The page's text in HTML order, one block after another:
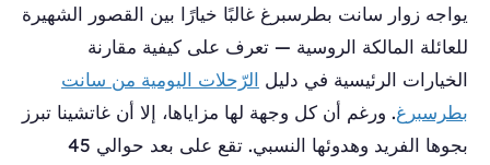
يواجه زوار سانت بطرسبرغ غالبًا خيارًا بين القصور الشهيرة
للعائلة المالكة الروسية — تعرف على كيفية مقارنة
الخيارات الرئيسية في دليل الرّحلات اليومية من سانت
بطرسبرغ. ورغم أن كل وجهة لها مزاياها، إلا أن غاتشينا تبرز
بجوها الفريد وهدوئها النسبي. تقع على بعد حوالي 45